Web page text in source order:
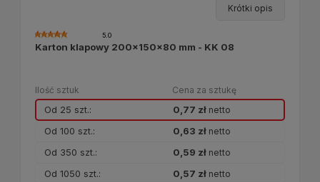
Krótki opis
Karton klapowy 200x150x80 mm - KK 08
5.0
Ilość sztuk Cena za sztukę
Od 25 szt.: 0,77 złnetto
Od 100 szt.: 0,63 złnetto
Od 350 szt.: 0,59 złnetto
Od 1050 szt.: 0,57 złnetto